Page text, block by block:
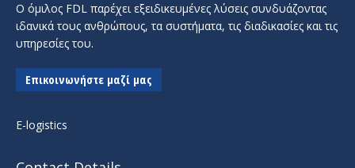
Ο όμιλος FDL παρέχει εξειδικευμένες λύσεις συνδυάζοντας
ιδανικά τους ανθρώπους, τα συστήματα, τις διαδικασίες και τις
υπηρεσίες του.
Επικοινωνήστε μαζί μας
E-logistics